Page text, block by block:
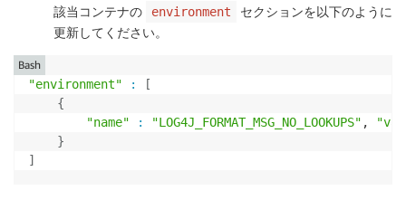
該当コンテナの
environment
セクションを以下のように
更新してください。
"environment" :
[
{
"name"
: "LOG4J_FORMAT_MSG_NO_LOOKUPS" ,
}
]
Bash